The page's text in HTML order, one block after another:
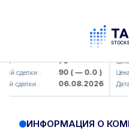
: 79
сделки : 90( — 0.0 )
сделки : 06.08.2026
Цена
Цена
Дата
ИНФОРМАЦИЯ О